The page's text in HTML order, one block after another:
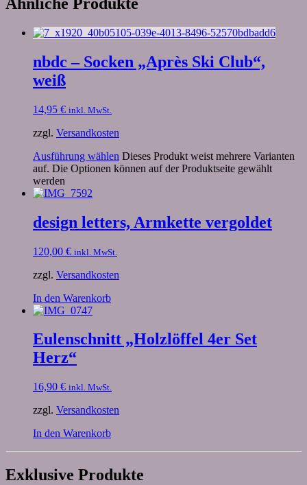
nbdc – Socken „Après Ski Club“,
weiß
14,95 € inkl. MwSt.
zzgl. Versandkosten
Ausführung wählen Dieses Produkt weist mehrere Varianten
auf. Die Optionen können auf der Produktseite gewählt
werden
design letters, Armkette vergoldet
120,00 € inkl. MwSt.
zzgl. Versandkosten
In den Warenkorb
Eulenschnitt „Holzlöffel 4er Set
Herz“
16,90 € inkl. MwSt.
zzgl. Versandkosten
In den Warenkorb
Exklusive Produkte